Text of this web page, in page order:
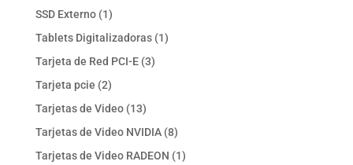
productos
SSD Externo 11
producto
Tablets Digitalizadoras 11
Tarjeta de Red PCI-E 33
Tarjeta pcie 22
productos
Tarjetas de Video 1313
productos
Tarjetas de Video NVIDIA 88
productos
Tarjetas de Video RADEON 11